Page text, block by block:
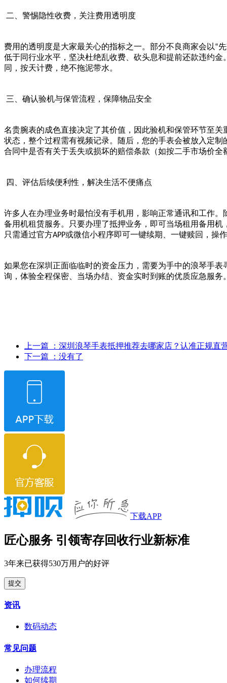
二、警惕隐性收费，关注费用透明度
费用的透明度是大家最关心的指标之一。部分不良商家会以“
低于同行业水平，坚决杜绝乱收费、砍头息和提前还款违约金
同，按天计费，绝不拖泥带水。
三、确认验机与保管流程，保障物品安全
名贵腕表的成色直接决定了其价值，因此验机和保管环节至
状态，整个过程需有视频记录。随后，您的手表会被放入定
合同中是否有关于丢失或损坏的赔偿条款（如按二手市场价
四、评估后续便利性，解决生活不便痛点
许多人在办理业务时最怕没有手机用，影响正常通讯和工作
备用机租赁服务。只要办理了抵押业务，即可当场租用备用
只需通过官方APP或微信小程序即可一键续期、一键赎回，操
如果您在深圳正面临临时的资金压力，需要为手中的浪琴手表
询，体验全程保密、当场办结、资金实时到账的优质应急服务
上一篇
：深圳浪琴手表抵押推荐去哪家店？认准正规直
下一篇
：没有了
下载APP
匠心服务 引领寄存回收行业新标准
3年来已获得530万用户的好评
提交
资讯
数码动态
常见问题
办理流程
如何续期